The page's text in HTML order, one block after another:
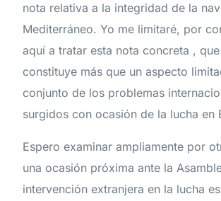
nota relativa a la integridad de la
Mediterráneo. Yo me limitaré, por
aquí a tratar esta nota concreta ,
constituye más que un aspecto
conjunto de los problemas
surgidos con ocasión de la lucha en
Espero examinar ampliamente por
una ocasión próxima ante la
intervención extranjera en la lucha